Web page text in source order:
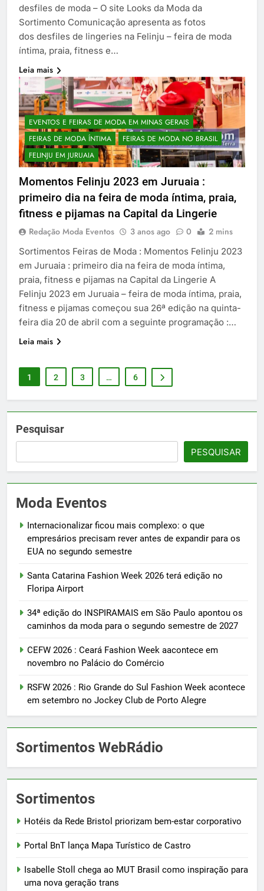
desfiles de moda – O site Looks da Moda da
Sortimento Comunicação apresenta as fotos
dos desfiles de lingeries na Felinju – feira de moda
íntima, praia, fitness e…
Leia mais
EVENTOS E FEIRAS DE MODA EM MINAS GERAIS
FEIRAS DE MODA ÍNTIMA
FEIRAS DE MODA NO BRASIL
FELINJU EM JURUAIA
Momentos Felinju 2023 em Juruaia :
primeiro dia na feira de moda íntima, praia,
fitness e pijamas na Capital da Lingerie
Redação Moda Eventos 3 anos ago 0 2 mins
Sortimentos Feiras de Moda : Momentos Felinju 2023
em Juruaia : primeiro dia na feira de moda íntima,
praia, fitness e pijamas na Capital da Lingerie A
Felinju 2023 em Juruaia – feira de moda íntima, praia,
fitness e pijamas começou sua 26ª edição na quinta-
feira dia 20 de abril com a seguinte programação :…
Leia mais
1 2 3 … 6
Pesquisar
PESQUISAR
Moda Eventos
Internacionalizar ficou mais complexo: o que
empresários precisam rever antes de expandir para os
EUA no segundo semestre
Santa Catarina Fashion Week 2026 terá edição no
Floripa Airport
34ª edição do INSPIRAMAIS em São Paulo apontou os
caminhos da moda para o segundo semestre de 2027
CEFW 2026 : Ceará Fashion Week aacontece em
novembro no Palácio do Comércio
RSFW 2026 : Rio Grande do Sul Fashion Week acontece
em setembro no Jockey Club de Porto Alegre
Sortimentos WebRádio
Sortimentos
Hotéis da Rede Bristol priorizam bem-estar corporativo
Portal BnT lança Mapa Turístico de Castro
Isabelle Stoll chega ao MUT Brasil como inspiração para
uma nova geração trans